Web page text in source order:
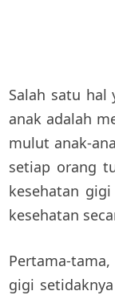
Salah satu hal
anak adalah
mulut anak-
setiap orang
kesehatan
kesehatan
Pertama-
gigi